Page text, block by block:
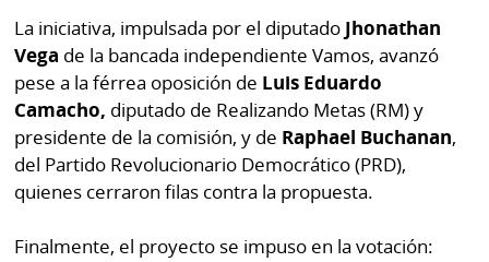
OTROS
SITIOS
Metro
por
Metro
Tienda
Mi
Diario
La iniciativa, impulsada por el diputado Jhonathan
Vega de la bancada independiente Vamos, avanzó
pese a la férrea oposición de Luis Eduardo
Camacho, diputado de Realizando Metas (RM) y
presidente de la comisión, y de Raphael Buchanan,
del Partido Revolucionario Democrático (PRD),
quienes cerraron filas contra la propuesta.
Finalmente, el proyecto se impuso en la votación: